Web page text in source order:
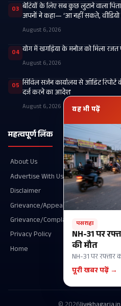
03 बेटियों के लिए सब कुछ लुटाने वाला
अपनों ने कहा— ‘आ नहीं सकते, वीडियो
August 6, 2026
04 ​योग में खगड़िया के मनोज को मिला
August 6, 2026
05 सिविल सर्जन कार्यालय से ऑडिट
दर्ज करने का आदेश
August 6, 2026
महत्वपूर्ण लिंक
About Us
Advertise With Us
Disclaimer
Grievance/Appeal Details
Grievance/Complaint
Privacy Policy
Home
यह भी पढ़ें
पसराहा
NH-31 पर
की मौत
NH-31 पर
पूरी खबर पढ़ें →